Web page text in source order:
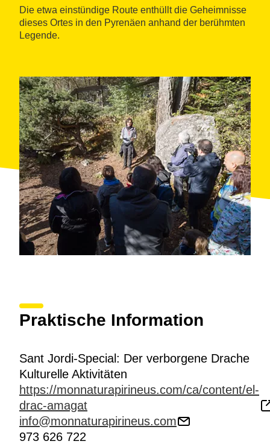
Die etwa einstündige Route enthüllt die Geheimnisse
dieses Ortes in den Pyrenäen anhand der berühmten
Legende.
Praktische Information
Sant Jordi-Special: Der verborgene Drache
Kulturelle Aktivitäten
https://monnaturapirineus.com/ca/content/el-
drac-amagat
info@monnaturapirineus.com
973 626 722